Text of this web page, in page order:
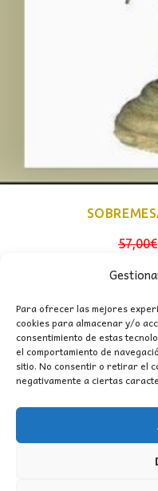
Para ofrecer las mejores
cookies para almacenar y/o
consentimiento de estas
el comportamiento de
sitio. No consentir o retirar el
negativamente a ciertas
57,00€